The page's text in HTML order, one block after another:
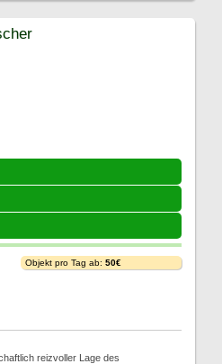
Objekt pro Tag ab: 50€
reizvoller Lage des